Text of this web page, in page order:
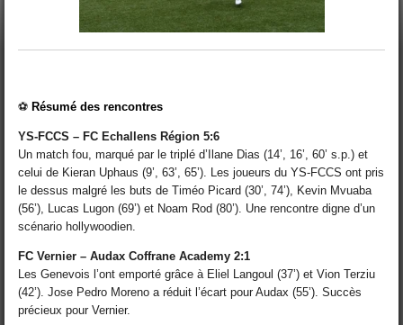
⚽ Résumé des rencontres
YS-FCCS – FC Echallens Région 5:6
Un match fou, marqué par le triplé d’Ilane Dias (14’, 16’, 60’ s.p.) et
celui de Kieran Uphaus (9’, 63’, 65’). Les joueurs du YS-FCCS ont pris
le dessus malgré les buts de Timéo Picard (30’, 74’), Kevin Mvuaba
(56’), Lucas Lugon (69’) et Noam Rod (80’). Une rencontre digne d’un
scénario hollywoodien.
FC Vernier – Audax Coffrane Academy 2:1
Les Genevois l’ont emporté grâce à Eliel Langoul (37’) et Vion Terziu
(42’). Jose Pedro Moreno a réduit l’écart pour Audax (55’). Succès
précieux pour Vernier.